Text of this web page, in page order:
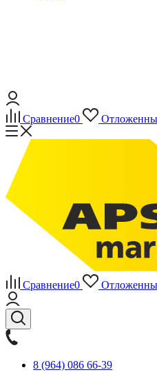
Сравнение0
Сравнение0
8 (964) 086 66-39